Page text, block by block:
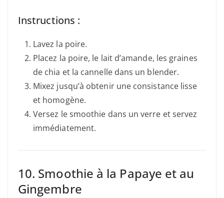
Instructions :
Lavez la poire.
Placez la poire, le lait d’amande, les graines
de chia et la cannelle dans un blender.
Mixez jusqu’à obtenir une consistance lisse
et homogène.
Versez le smoothie dans un verre et servez
immédiatement.
10. Smoothie à la Papaye et au
Gingembre